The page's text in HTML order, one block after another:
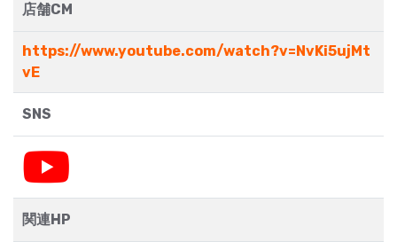
店舗CM
https://www.youtube.com/watch?v=NvKi5ujMt
vE
SNS
関連HP